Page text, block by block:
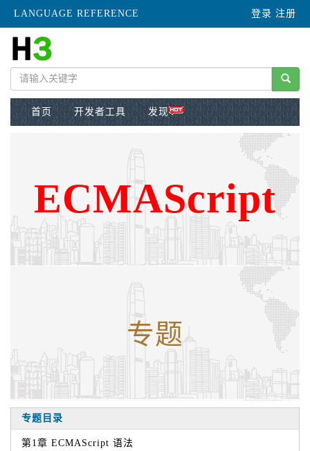
LANGUAGE REFERENCE 登录 注册
首页 开发者工具 发现
ECMAScript
专题
专题目录
第1章 ECMAScript 语法